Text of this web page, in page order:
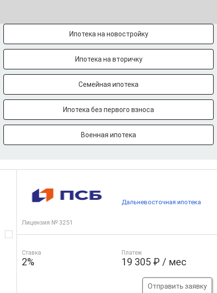
Ипотека на новостройку
Ипотека на вторичку
Семейная ипотека
Ипотека без первого взноса
Военная ипотека
Лицензия № 3251
Ставка
2%
Платеж
19 305 ₽ / мес
Отправить заявку
Дальневосточная ипотека